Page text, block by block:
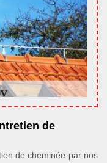
de
de cheminée par nos